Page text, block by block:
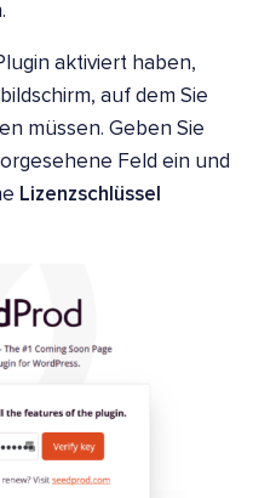
aktiviert haben,
auf dem Sie
müssen. Geben Sie
Feld ein und
Lizenzschlüssel